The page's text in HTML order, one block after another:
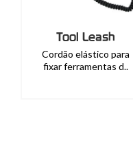
Tool Leash
Cordão elástico para
fixar ferramentas d..